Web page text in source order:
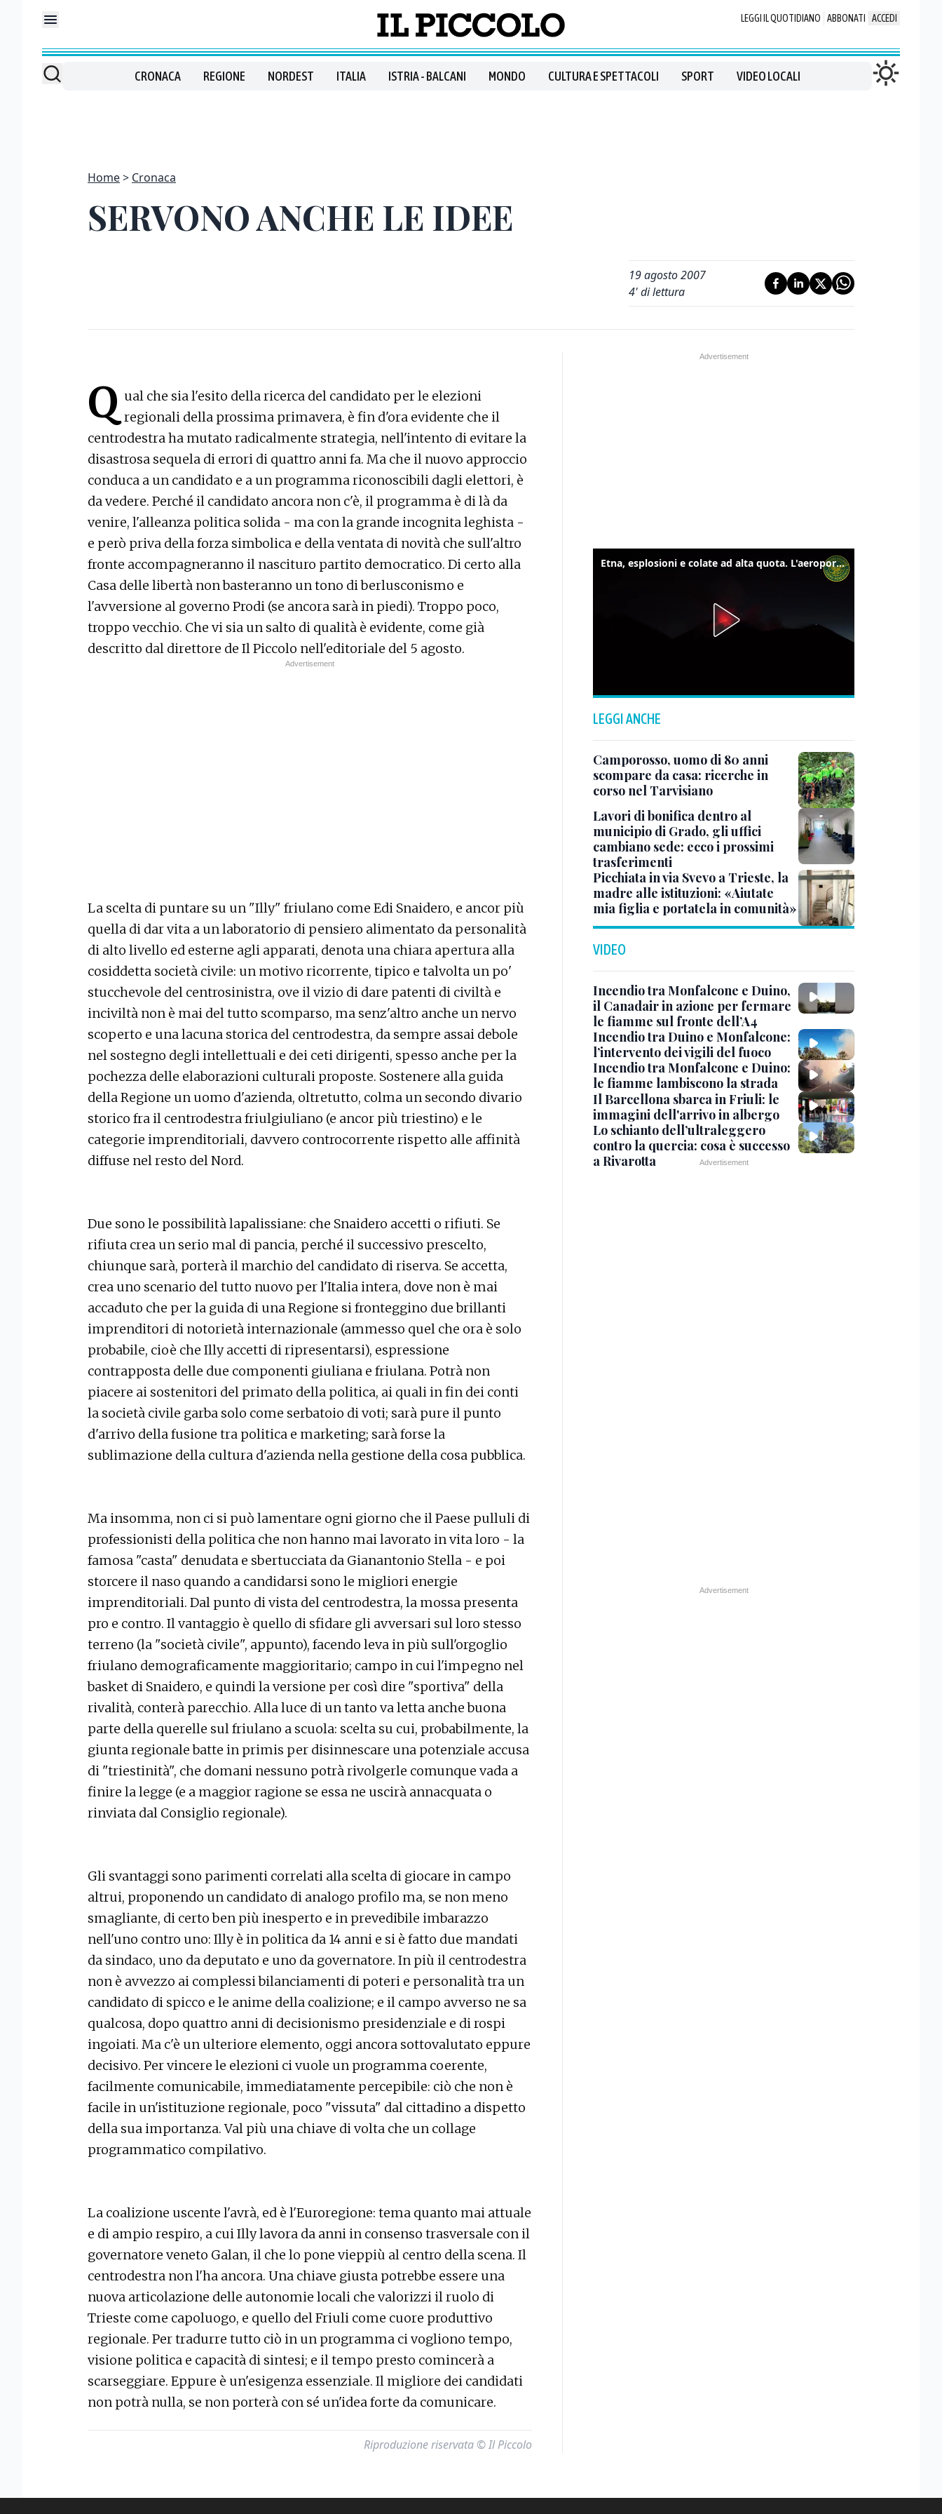
LEGGI IL QUOTIDIANO ABBONATI ACCEDI
CRONACA REGIONE NORDEST ITALIA ISTRIA - BALCANI MONDO CULTURA E SPETTACOLI SPORT VIDEO LOCALI
Home Cronaca
SERVONO ANCHE LE IDEE
19 agosto 2007
4' di lettura
Q ual che sia l'esito della ricerca del candidato per le elezioni
regionali della prossima primavera, è fin d'ora evidente che il
centrodestra ha mutato radicalmente strategia, nell'intento di evitare la
disastrosa sequela di errori di quattro anni fa. Ma che il nuovo approccio
conduca a un candidato e a un programma riconoscibili dagli elettori, è
da vedere. Perché il candidato ancora non c'è, il programma è di là da
venire, l'alleanza politica solida - ma con la grande incognita leghista -
e però priva della forza simbolica e della ventata di novità che sull'altro
fronte accompagneranno il nascituro partito democratico. Di certo alla
Casa delle libertà non basteranno un tono di berlusconismo e
l'avversione al governo Prodi (se ancora sarà in piedi). Troppo poco,
troppo vecchio. Che vi sia un salto di qualità è evidente, come già
descritto dal direttore de Il Piccolo nell'editoriale del 5 agosto.
La scelta di puntare su un "Illy" friulano come Edi Snaidero, e ancor più
quella di dar vita a un laboratorio di pensiero alimentato da personalità
di alto livello ed esterne agli apparati, denota una chiara apertura alla
cosiddetta società civile: un motivo ricorrente, tipico e talvolta un po'
stucchevole del centrosinistra, ove il vizio di dare patenti di civiltà e
inciviltà non è mai del tutto scomparso, ma senz'altro anche un nervo
scoperto e una lacuna storica del centrodestra, da sempre assai debole
nel sostegno degli intellettuali e dei ceti dirigenti, spesso anche per la
pochezza delle elaborazioni culturali proposte. Sostenere alla guida
della Regione un uomo d'azienda, oltretutto, colma un secondo divario
storico fra il centrodestra friulgiuliano (e ancor più triestino) e le
categorie imprenditoriali, davvero controcorrente rispetto alle affinità
diffuse nel resto del Nord.
Due sono le possibilità lapalissiane: che Snaidero accetti o rifiuti. Se
rifiuta crea un serio mal di pancia, perché il successivo prescelto,
chiunque sarà, porterà il marchio del candidato di riserva. Se accetta,
crea uno scenario del tutto nuovo per l'Italia intera, dove non è mai
accaduto che per la guida di una Regione si fronteggino due brillanti
imprenditori di notorietà internazionale (ammesso quel che ora è solo
probabile, cioè che Illy accetti di ripresentarsi), espressione
contrapposta delle due componenti giuliana e friulana. Potrà non
piacere ai sostenitori del primato della politica, ai quali in fin dei conti
la società civile garba solo come serbatoio di voti; sarà pure il punto
d'arrivo della fusione tra politica e marketing; sarà forse la
sublimazione della cultura d'azienda nella gestione della cosa pubblica.
Ma insomma, non ci si può lamentare ogni giorno che il Paese pulluli di
professionisti della politica che non hanno mai lavorato in vita loro - la
famosa "casta" denudata e sbertucciata da Gianantonio Stella - e poi
storcere il naso quando a candidarsi sono le migliori energie
imprenditoriali. Dal punto di vista del centrodestra, la mossa presenta
pro e contro. Il vantaggio è quello di sfidare gli avversari sul loro stesso
terreno (la "società civile", appunto), facendo leva in più sull'orgoglio
friulano demograficamente maggioritario; campo in cui l'impegno nel
basket di Snaidero, e quindi la versione per così dire "sportiva" della
rivalità, conterà parecchio. Alla luce di un tanto va letta anche buona
parte della querelle sul friulano a scuola: scelta su cui, probabilmente, la
giunta regionale batte in primis per disinnescare una potenziale accusa
di "triestinità", che domani nessuno potrà rivolgerle comunque vada a
finire la legge (e a maggior ragione se essa ne uscirà annacquata o
rinviata dal Consiglio regionale).
Gli svantaggi sono parimenti correlati alla scelta di giocare in campo
altrui, proponendo un candidato di analogo profilo ma, se non meno
smagliante, di certo ben più inesperto e in prevedibile imbarazzo
nell'uno contro uno: Illy è in politica da 14 anni e si è fatto due mandati
da sindaco, uno da deputato e uno da governatore. In più il centrodestra
non è avvezzo ai complessi bilanciamenti di poteri e personalità tra un
candidato di spicco e le anime della coalizione; e il campo avverso ne sa
qualcosa, dopo quattro anni di decisionismo presidenziale e di rospi
ingoiati. Ma c'è un ulteriore elemento, oggi ancora sottovalutato eppure
decisivo. Per vincere le elezioni ci vuole un programma coerente,
facilmente comunicabile, immediatamente percepibile: ciò che non è
facile in un'istituzione regionale, poco "vissuta" dal cittadino a dispetto
della sua importanza. Val più una chiave di volta che un collage
programmatico compilativo.
La coalizione uscente l'avrà, ed è l'Euroregione: tema quanto mai attuale
e di ampio respiro, a cui Illy lavora da anni in consenso trasversale con il
governatore veneto Galan, il che lo pone vieppiù al centro della scena. Il
centrodestra non l'ha ancora. Una chiave giusta potrebbe essere una
nuova articolazione delle autonomie locali che valorizzi il ruolo di
Trieste come capoluogo, e quello del Friuli come cuore produttivo
regionale. Per tradurre tutto ciò in un programma ci vogliono tempo,
visione politica e capacità di sintesi; e il tempo presto comincerà a
scarseggiare. Eppure è un'esigenza essenziale. Il migliore dei candidati
non potrà nulla, se non porterà con sé un'idea forte da comunicare.
Riproduzione riservata © Il Piccolo
Etna, esplosioni e colate ad alta quota. L'aeroporto di Catania verso la normalità
LEGGI ANCHE
Camporosso, uomo di 80 anni
scompare da casa: ricerche in
corso nel Tarvisiano
Lavori di bonifica dentro al
municipio di Grado, gli uffici
cambiano sede: ecco i prossimi
trasferimenti
Picchiata in via Svevo a Trieste, la
madre alle istituzioni: «Aiutate
mia figlia e portatela in comunità»
VIDEO
Incendio tra Monfalcone e Duino,
il Canadair in azione per fermare
le fiamme sul fronte dell’A4
Incendio tra Duino e Monfalcone:
l’intervento dei vigili del fuoco
Incendio tra Monfalcone e Duino:
le fiamme lambiscono la strada
Il Barcellona sbarca in Friuli: le
immagini dell'arrivo in albergo
Lo schianto dell’ultraleggero
contro la quercia: cosa è successo
a Rivarotta